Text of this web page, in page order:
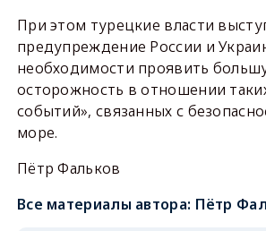
При этом турецкие власти
предупреждение России и
необходимости проявить
осторожность в отношении
событий», связанных с
море.
Пётр Фальков
Все материалы автора: Пётр